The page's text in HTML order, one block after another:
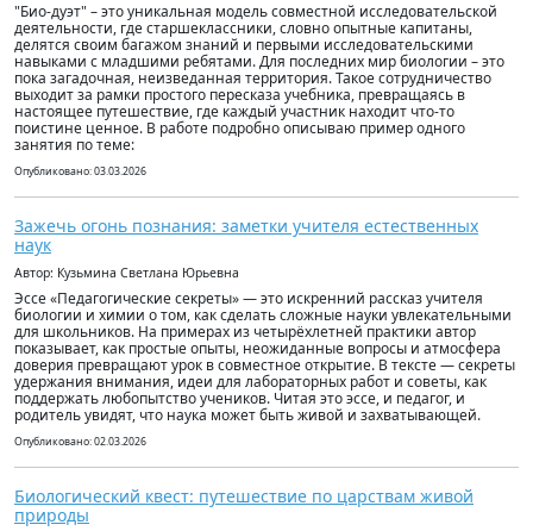
"Био-дуэт" – это уникальная модель совместной исследовательской
деятельности, где старшеклассники, словно опытные капитаны,
делятся своим багажом знаний и первыми исследовательскими
навыками с младшими ребятами. Для последних мир биологии – это
пока загадочная, неизведанная территория. Такое сотрудничество
выходит за рамки простого пересказа учебника, превращаясь в
настоящее путешествие, где каждый участник находит что-то
поистине ценное. В работе подробно описываю пример одного
занятия по теме:
Опубликовано: 03.03.2026
Зажечь огонь познания: заметки учителя естественных
наук
Автор: Кузьмина Светлана Юрьевна
Эссе «Педагогические секреты» — это искренний рассказ учителя
биологии и химии о том, как сделать сложные науки увлекательными
для школьников. На примерах из четырёхлетней практики автор
показывает, как простые опыты, неожиданные вопросы и атмосфера
доверия превращают урок в совместное открытие. В тексте — секреты
удержания внимания, идеи для лабораторных работ и советы, как
поддержать любопытство учеников. Читая это эссе, и педагог, и
родитель увидят, что наука может быть живой и захватывающей.
Опубликовано: 02.03.2026
Биологический квест: путешествие по царствам живой
природы